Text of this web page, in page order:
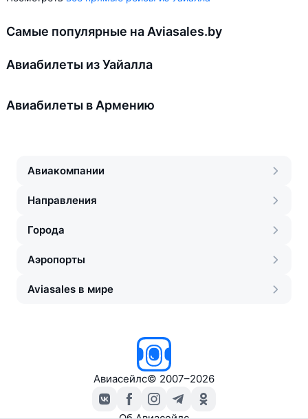
Самые популярные на Aviasales.by
Авиабилеты из Уайалла
Авиабилеты в Армению
Авиакомпании
Направления
Города
Аэропорты
Aviasales в мире
Авиасейлс© 2007–2026